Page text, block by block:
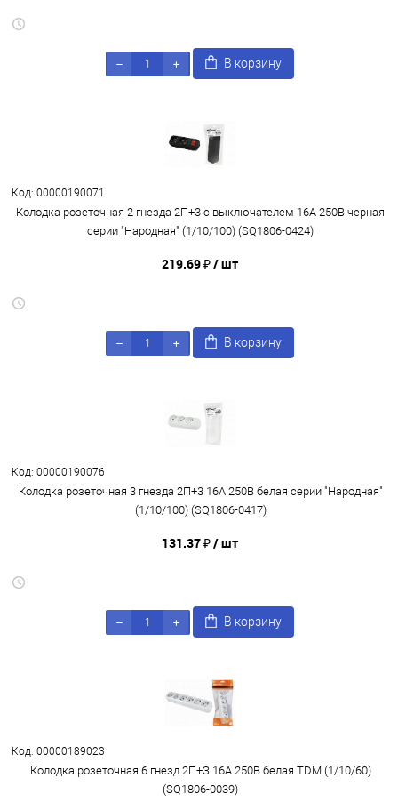
В корзину
Код: 00000190071
Колодка розеточная 2 гнезда 2П+3 c выключателем 16А 250В черная
серии "Народная" (1/10/100) (SQ1806-0424)
219.69 ₽/ шт
В корзину
Код: 00000190076
Колодка розеточная 3 гнезда 2П+3 16А 250В белая серии "Народная"
(1/10/100) (SQ1806-0417)
131.37 ₽/ шт
В корзину
Код: 00000189023
Колодка розеточная 6 гнезд 2П+З 16А 250В белая TDM (1/10/60)
(SQ1806-0039)